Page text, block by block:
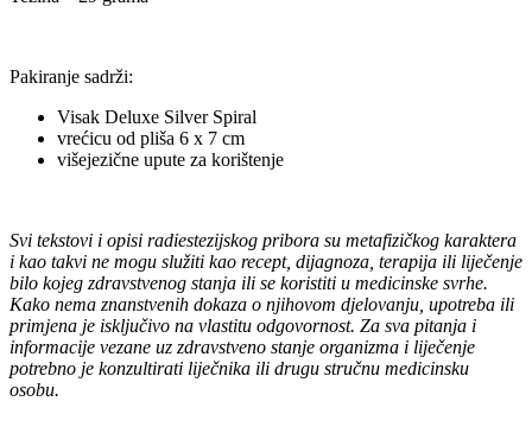
Pakiranje sadrži:
Visak Deluxe Silver Spiral
vrećicu od pliša 6 x 7 cm
višejezične upute za korištenje
Svi tekstovi i opisi radiestezijskog pribora su metafizičkog karaktera
i kao takvi ne mogu služiti kao recept, dijagnoza, terapija ili liječenje
bilo kojeg zdravstvenog stanja ili se koristiti u medicinske svrhe.
Kako nema znanstvenih dokaza o njihovom djelovanju, upotreba ili
primjena je isključivo na vlastitu odgovornost. Za sva pitanja i
informacije vezane uz zdravstveno stanje organizma i liječenje
potrebno je konzultirati liječnika ili drugu stručnu medicinsku
osobu.